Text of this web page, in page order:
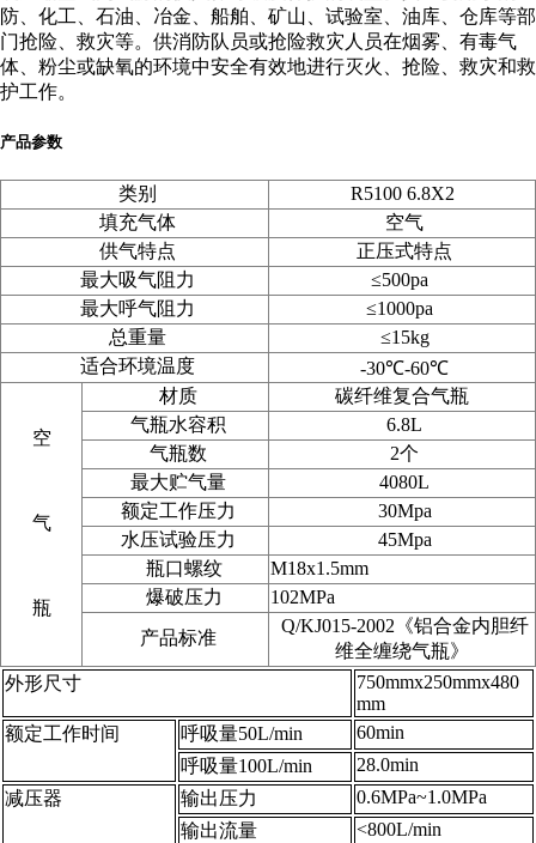
防、化工、石油、冶金、船舶、矿山、试验室、油库、仓库等部
门抢险、救灾等。供消防队员或抢险救灾人员在烟雾、有毒气
体、粉尘或缺氧的环境中安全有效地进行灭火、抢险、救灾和救
护工作。
产品参数
类别
R5100 6.8X2
填充气体
空气
供气特点
正压式特点
最大吸气阻力
≤500pa
最大呼气阻力
≤1000pa
总重量
≤15kg
适合环境温度
-30℃-60℃
空
气
瓶
材质
碳纤维复合气瓶
气瓶水容积
6.8L
气瓶数
2个
最大贮气量
4080L
额定工作压力
30Mpa
水压试验压力
45Mpa
瓶口螺纹
M18x1.5mm
爆破压力
102MPa
产品标准
Q/KJ015-2002《铝合金内胆纤
维全缠绕气瓶》
外形尺寸
750mmx250mmx480
mm
额定工作时间
呼吸量50L/min
60min
呼吸量100L/min
28.0min
减压器
输出压力
0.6MPa~1.0MPa
输出流量
<800L/min